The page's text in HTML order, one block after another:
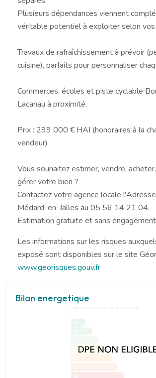
Plusieurs dépendances viennent
véritable potentiel à exploiter selon
Travaux de rafraîchissement à prévoir
cuisine), parfaits pour personnaliser
Commerces, écoles et piste cyclable
Lacanau à proximité.
Prix : 299 000 € HAI (honoraires à la
vendeur)
Vous souhaitez estimer, vendre,
gérer votre bien ?
Contactez votre agence locale
Médard-en-Jalles au 05 56 14 21 04.
Estimation gratuite et sans
Les informations sur les risques
exposé sont disponibles sur le site
www.georisques.gouv.fr
Bilan energetique